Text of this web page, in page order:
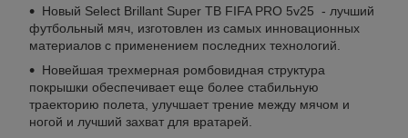
Новый Select Brillant Super TB FIFA PRO 5v25 - лучший
футбольный мяч, изготовлен из самых инновационных
материалов с применением последних технологий.
Новейшая трехмерная ромбовидная структура
покрышки обеспечивает еще более стабильную
траекторию полета, улучшает трение между мячом и
ногой и лучший захват для вратарей.